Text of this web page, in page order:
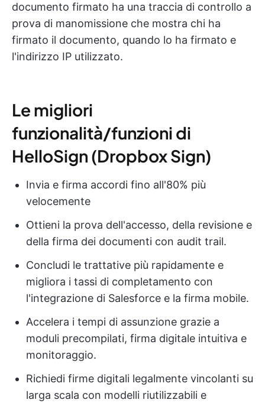
documento firmato ha una traccia di controllo a
prova di manomissione che mostra chi ha
firmato il documento, quando lo ha firmato e
l'indirizzo IP utilizzato.
Le migliori
funzionalità/funzioni di
HelloSign (Dropbox Sign)
Invia e firma accordi fino all'80% più
velocemente
Ottieni la prova dell'accesso, della revisione e
della firma dei documenti con audit trail.
Concludi le trattative più rapidamente e
migliora i tassi di completamento con
l'integrazione di Salesforce e la firma mobile.
Accelera i tempi di assunzione grazie a
moduli precompilati, firma digitale intuitiva e
monitoraggio.
Richiedi firme digitali legalmente vincolanti su
larga scala con modelli riutilizzabili e